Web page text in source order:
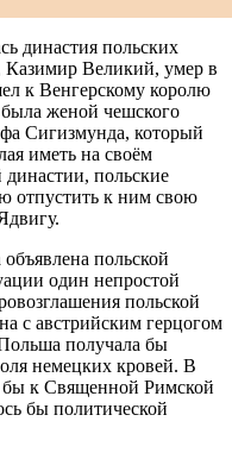
династия польских
Казимир Великий, умер в
к Венгерскому королю
женой чешского
Сигизмунда, который
иметь на своём
династии, польские
отпустить к ним свою
польской
один непростой
польской
с австрийским герцогом
получала бы
немецких кровей. В
бы к Священной Римской
бы политической